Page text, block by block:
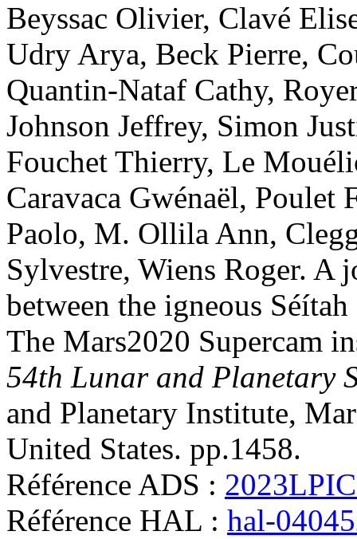
Beyssac Olivier, Clavé
Udry Arya, Beck Pierre,
Quantin-Nataf Cathy,
Johnson Jeffrey, Simon
Fouchet Thierry, Le
Caravaca Gwénaël, Poulet
Paolo, M. Ollila Ann,
Sylvestre, Wiens Roger. A
between the igneous
The Mars2020 Supercam
54th Lunar and Planetary
and Planetary Institute,
United States. pp.1458.
Référence ADS :
Référence HAL : hal-